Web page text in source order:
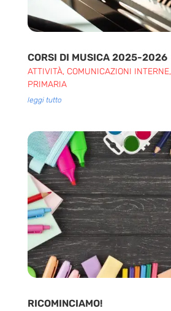
CORSI DI MUSICA 2025-2026
ATTIVITÀ, COMUNICAZIONI INTERNE,
PRIMARIA
leggi tutto
RICOMINCIAMO!